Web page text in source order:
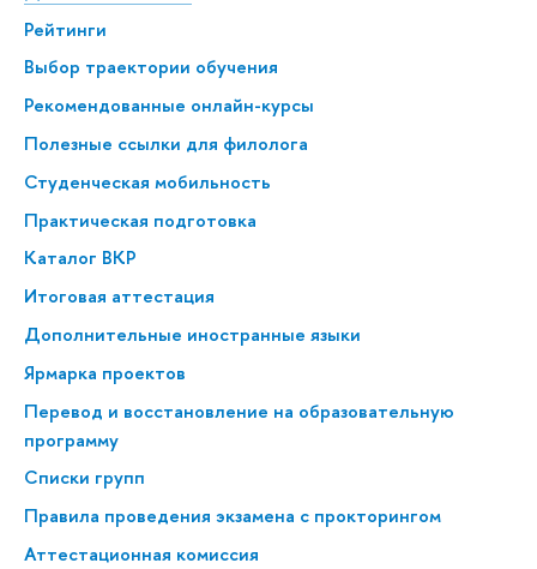
Рейтинги
Выбор траектории обучения
Рекомендованные онлайн-курсы
Полезные ссылки для филолога
Студенческая мобильность
Практическая подготовка
Каталог ВКР
Итоговая аттестация
Дополнительные иностранные языки
Ярмарка проектов
Перевод и восстановление на образовательную
программу
Списки групп
Правила проведения экзамена с прокторингом
Аттестационная комиссия